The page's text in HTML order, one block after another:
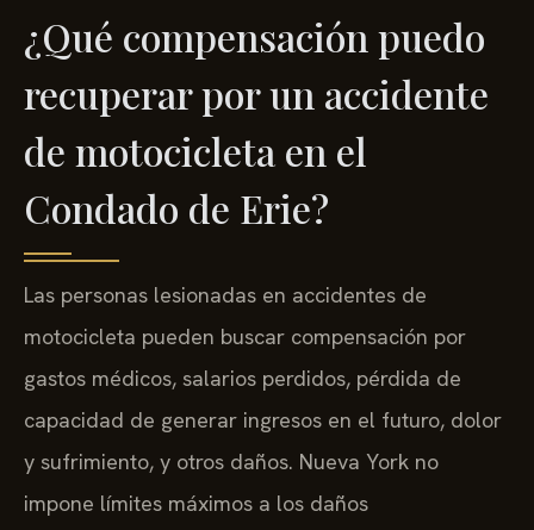
¿Qué compensación puedo
recuperar por un accidente
de motocicleta en el
Condado de Erie?
Las personas lesionadas en accidentes de
motocicleta pueden buscar compensación por
gastos médicos, salarios perdidos, pérdida de
capacidad de generar ingresos en el futuro, dolor
y sufrimiento, y otros daños. Nueva York no
impone límites máximos a los daños